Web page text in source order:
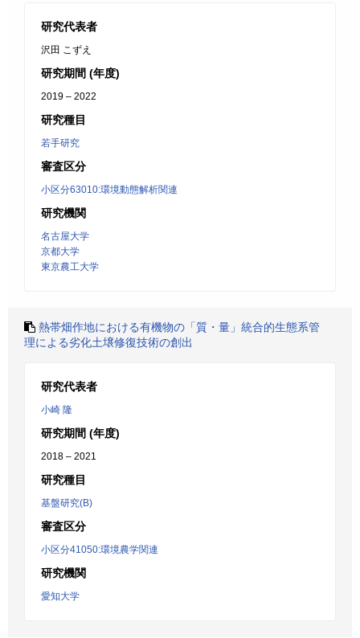
研究代表者
沢田 こずえ
研究期間 (年度)
2019 – 2022
研究種目
若手研究
審査区分
小区分63010:環境動態解析関連
研究機関
名古屋大学
京都大学
東京農工大学
熱帯畑作地における有機物の「質・量」統合的生態系管
理による劣化土壌修復技術の創出
研究代表者
小崎 隆
研究期間 (年度)
2018 – 2021
研究種目
基盤研究(B)
審査区分
小区分41050:環境農学関連
研究機関
愛知大学